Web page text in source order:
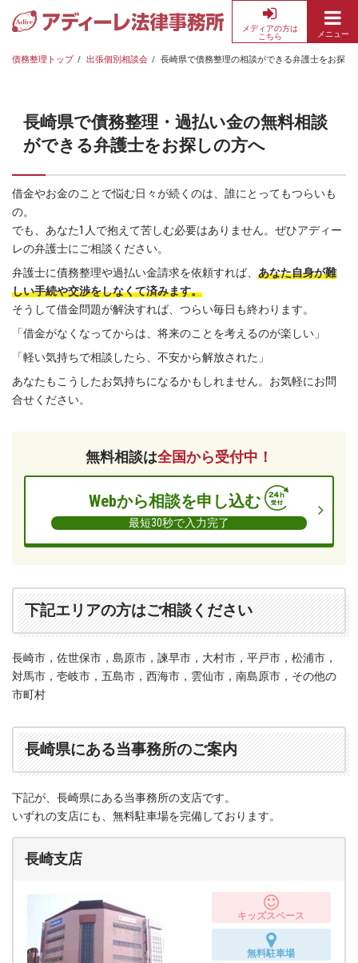
務
の
料
相
な
ら
ア
デ
ィ
レ
法
メディアの方は
こちら
メニュー
債務整理トップ 出張個別相談会 長崎県で債務整理の相談ができる弁護士をお探し
長崎県で債務整理・過払い金の無料相談
ができる弁護士をお探しの方へ
借金やお金のことで悩む日々が続くのは、誰にとってもつらいも
の。
でも、あなた1人で抱えて苦しむ必要はありません。ぜひアディー
レの弁護士にご相談ください。
弁護士に債務整理や過払い金請求を依頼すれば、 あなた自身が難
しい手続や交渉をしなくて済みます。
そうして借金問題が解決すれば、つらい毎日も終わります。
「借金がなくなってからは、将来のことを考えるのが楽しい」
「軽い気持ちで相談したら、不安から解放された」
あなたもこうしたお気持ちになるかもしれません。お気軽にお問
合せください。
無料相談は全国から受付中！
Webから相談を申し込む
最短30秒で入力完了
下記エリアの方はご相談ください
長崎市，佐世保市，島原市，諫早市，大村市，平戸市，松浦市，
対馬市，壱岐市，五島市，西海市，雲仙市，南島原市，その他の
市町村
長崎県にある当事務所のご案内
下記が、長崎県にある当事務所の支店です。
いずれの支店にも、無料駐車場を完備しております。
長崎支店
キッズスペース
無料駐車場